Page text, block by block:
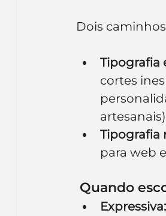
Dois
Tipografia
cortes
Tipografia
para web
Quando
Expressiva: